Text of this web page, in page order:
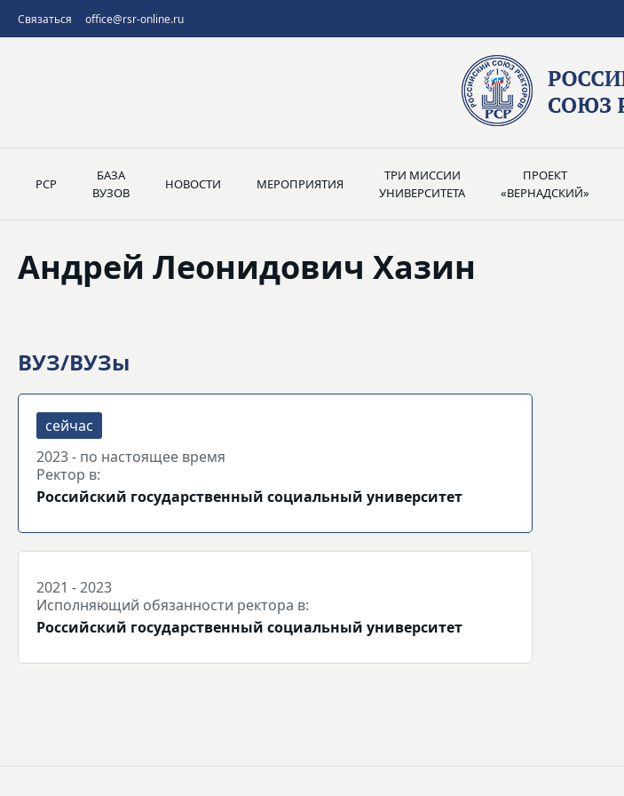
Связаться office@rsr-online.ru
РСР
БАЗА
ВУЗОВ
НОВОСТИ МЕРОПРИЯТИЯ
ТРИ МИССИИ
УНИВЕРСИТЕТА
ПРОЕКТ
«ВЕРНАДСКИЙ»
Андрей Леонидович Хазин
ВУЗ/ВУЗы
2023 - по настоящее время
Ректор в:
Российский государственный социальный университет
2021 - 2023
Исполняющий обязанности ректора в:
Российский государственный социальный университет